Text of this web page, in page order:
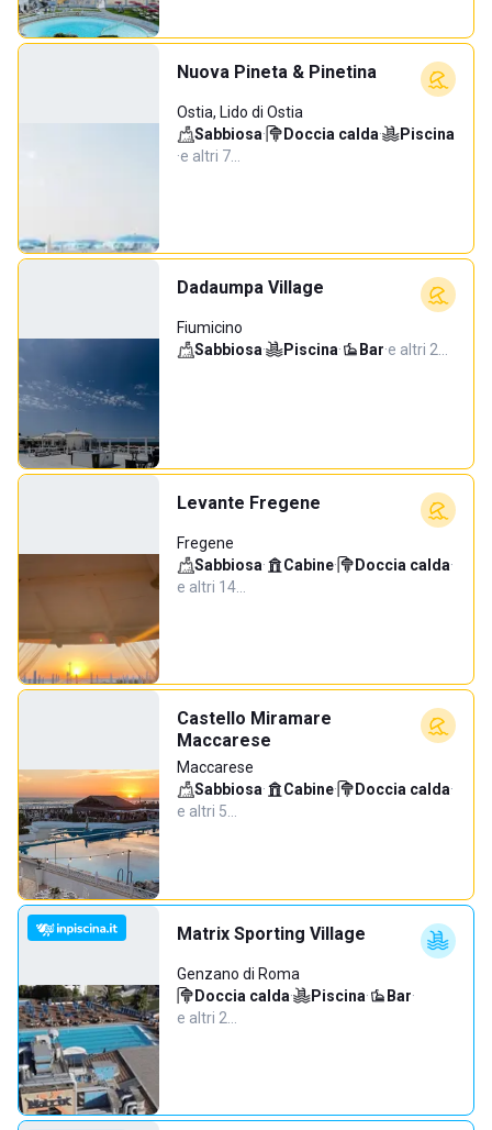
Nuova Pineta & Pinetina
Ostia, Lido di Ostia
Sabbiosa· Doccia calda·
Piscina
·e altri 7…
Dadaumpa Village
Fiumicino
Sabbiosa· Piscina· Bar·e altri 2…
Levante Fregene
Fregene
Sabbiosa· Cabine· Doccia calda·
e altri 14…
Castello Miramare
Maccarese
Maccarese
Sabbiosa· Cabine· Doccia calda·
e altri 5…
Matrix Sporting Village
Genzano di Roma
Doccia calda· Piscina· Bar·
e altri 2…